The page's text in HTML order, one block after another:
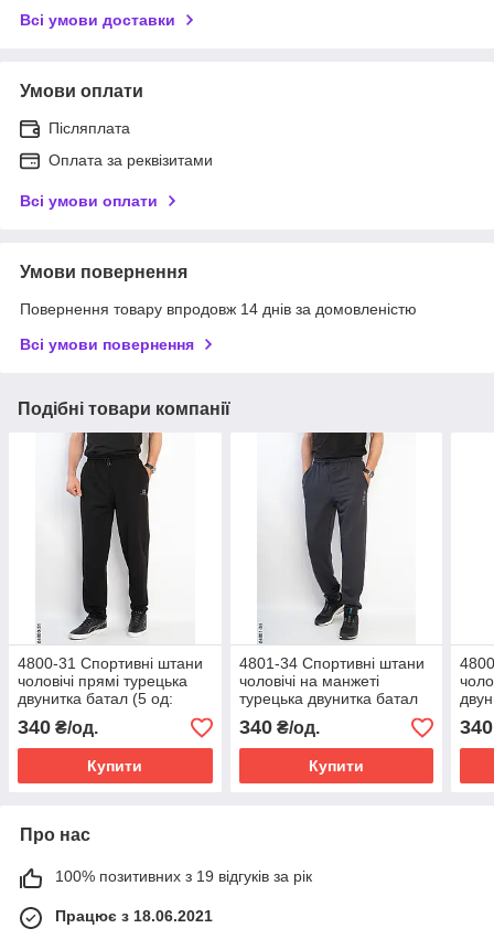
Всі умови доставки
Умови оплати
Післяплата
Оплата за реквізитами
Всі умови оплати
Умови повернення
Повернення товару впродовж 14 днів за домовленістю
Всі умови повернення
Подібні товари компанії
4800-31 Спортивні штани
чоловічі прямі турецька
двунитка батал (5 од:
50,52,54,56,58)
340 ₴/од.
Купити
4801-34 Спортивні штани
чоловічі на манжеті
турецька двунитка батал
(5 од: 50,52,54,56,58)
340₴/од.
Купити
340
Про нас
100% позитивних з 19 відгуків за рік
Працює з 18.06.2021